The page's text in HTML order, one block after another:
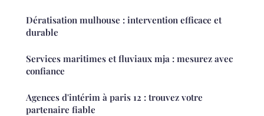
Dératisation mulhouse : intervention efficace et
durable
Services maritimes et fluviaux mja : mesurez avec
confiance
Agences d'intérim à paris 12 : trouvez votre
partenaire fiable